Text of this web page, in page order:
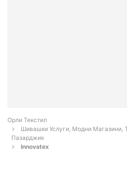
Орли Текстил
Шивашки Услуги, Модни Магазини,
Пазарджик
Innovatex